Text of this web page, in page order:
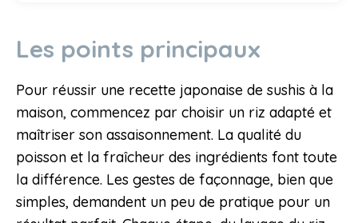
Les points principaux
Pour réussir une recette japonaise de sushis à la
maison, commencez par choisir un riz adapté et
maîtriser son assaisonnement. La qualité du
poisson et la fraîcheur des ingrédients font toute
la différence. Les gestes de façonnage, bien que
simples, demandent un peu de pratique pour un